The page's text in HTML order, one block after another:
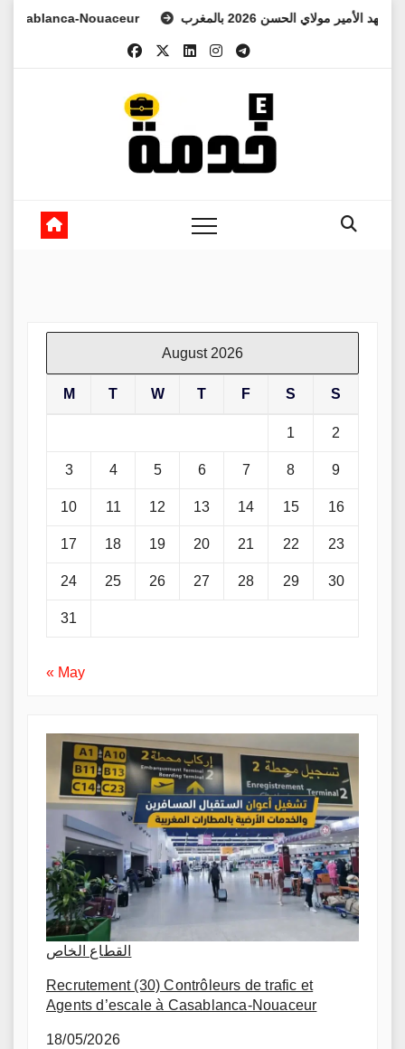
Nouaceur العهد الأمير مولاي الحسن 2026 بالمغرب
August 2026
M T W T F S S
1 2
3 4 5 6 7 8 9
10 11 12 13 14 15 16
17 18 19 20 21 22 23
24 25 26 27 28 29 30
31
« May
القطاع الخاص
Recrutement (30) Contrôleurs de trafic et
Agents d’escale à Casablanca-Nouaceur
18/05/2026